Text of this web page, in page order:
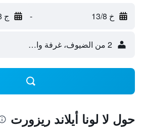
خ 13/8 - ج 14/8
2 من الضيوف، غرفة واحدة
حول لا لونا أيلاند ريزورت